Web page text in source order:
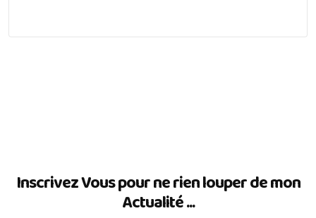
Inscrivez Vous pour ne rien louper de mon
Actualité ...